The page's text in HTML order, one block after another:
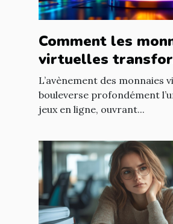
Comment les
virtuelles
elles les jeux en
L’avènement des monnaies
bouleverse profondément
jeux en ligne, ouvrant...